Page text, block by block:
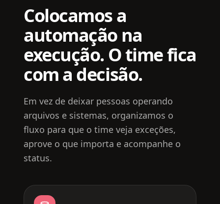
Colocamos a
automação na
execução. O time fica
com a decisão.
Em vez de deixar pessoas operando
arquivos e sistemas, organizamos o
fluxo para que o time veja exceções,
aprove o que importa e acompanhe o
status.